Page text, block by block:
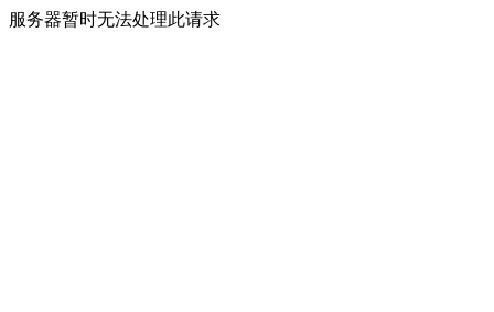
服务器暂时无法处理此请求